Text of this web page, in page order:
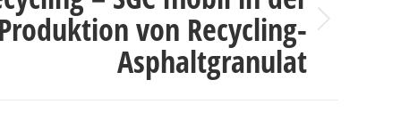
Produktion von Recycling-
Asphaltgranulat